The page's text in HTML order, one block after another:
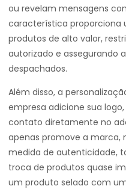
ou revelam mensagens
característica proporciona
produtos de alto valor,
autorizado e assegurando
despachados.
Além disso, a
empresa adicione sua
contato diretamente no
apenas promove a
medida de autenticidade,
troca de produtos quase
um produto selado com